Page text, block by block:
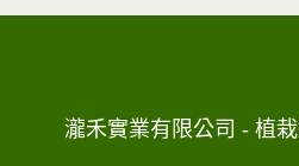
瀧禾實業有限公司 - 植